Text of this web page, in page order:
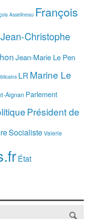
Asselineau François
Jean-Christophe
Jean-Marie Le Pen
LR Marine Le
Aignan Parlement
Président de
SocialisteValerie
État